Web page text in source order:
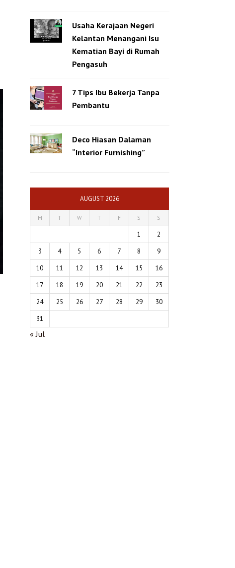
Usaha Kerajaan Negeri
Kelantan Menangani Isu
Kematian Bayi di Rumah
Pengasuh
7 Tips Ibu Bekerja Tanpa
Pembantu
Deco Hiasan Dalaman
“Interior Furnishing”
AUGUST 2026
M T W T F S S
1
2
3
4 5 6 7 8
9
10
11 12 13 14 15
16
17
18 19 20 21 22
23
24
25 26 27 28 29
30
31
« Jul